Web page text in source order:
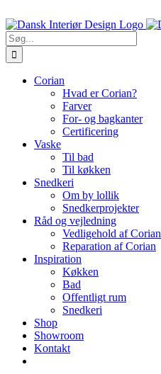
to
content
Søg
efter:
Corian
Hvad er Corian?
Farver
For- og bagkanter
Certificering
Vaske
Til bad
Til køkken
Snedkeri
Om by lollik
Snedkerprojekter
Råd og vejledning
Vedligehold af Corian
Reparation af Corian
Inspiration
Køkken
Bad
Offentligt rum
Snedkeri
Shop
Showroom
Kontakt